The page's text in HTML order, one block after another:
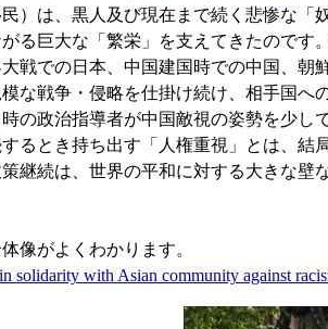
）は、黒人及び現在まで続く悲惨な「
る巨大な「繁栄」を支えてきたので
戦での日本、中国建国時での中国、
な戦争・侵略を仕掛け続け、相手国へ
の政治指導者が中国敵視の姿勢を少し
るとき持ち出す「人権重視」とは、
継続は、世界の平和に対する大きな
像がよくわかります。
solidarity with Asian community against